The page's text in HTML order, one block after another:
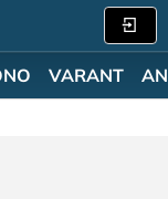
VARANT